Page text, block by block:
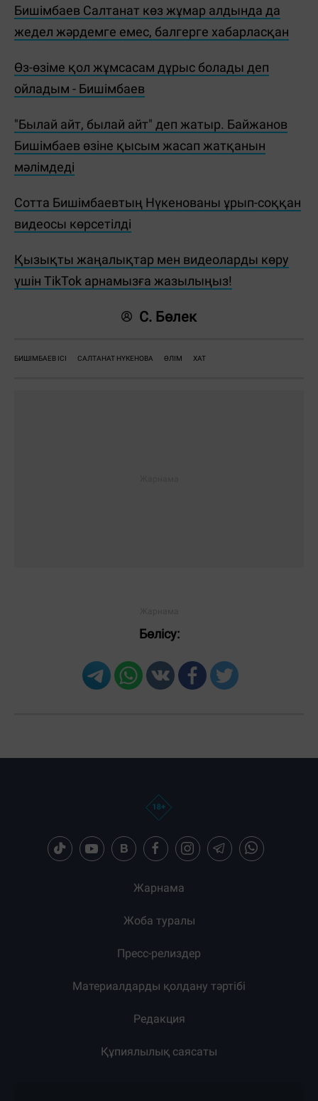
Бишімбаев Салтанат көз жұмар алдында да
жедел жәрдемге емес, балгерге хабарласқан
Өз-өзіме қол жұмсасам дұрыс болады деп
ойладым - Бишімбаев
"Былай айт, былай айт" деп жатыр. Байжанов
Бишімбаев өзіне қысым жасап жатқанын
мәлімдеді
Сотта Бишімбаевтың Нүкенованы ұрып-соққан
видеосы көрсетілді
Қызықты жаңалықтар мен видеоларды көру
үшін TikTok арнамызға жазылыңыз!
С. Бөлек
БИШІМБАЕВ ІСІ САЛТАНАТ НҮКЕНОВА ӨЛІМ ХАТ
Бөлісу:
Жарнама
Жоба туралы
Пресс-релиздер
Материалдарды қолдану тәртібі
Редакция
Құпиялылық саясаты